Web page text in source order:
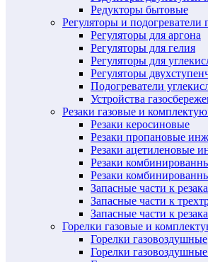
Редукторы бытовые
Регуляторы и подогреватели
Регуляторы для аргона
Регуляторы для гелия
Регуляторы для
Регуляторы
Подогреватели
Устройства
Резаки газовые и
Резаки керосиновые
Резаки пропановые
Резаки ацетиленовые
Резаки
Резаки
Запасные части к
Запасные части к
Запасные части к
Горелки газовые и
Горелки газовоздушные
Горелки